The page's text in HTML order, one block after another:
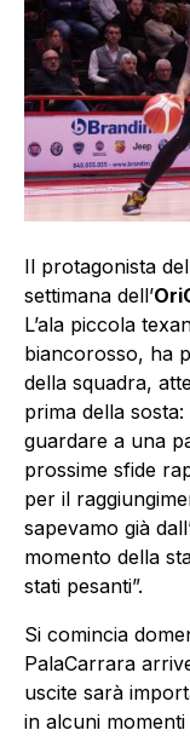
Il protagonista
settimana dell’
L’ala piccola
biancorosso, ha
della squadra,
prima della
guardare a una
prossime sfide
per il
sapevamo già
momento della
stati pesanti”.
Si comincia
PalaCarrara
uscite sarà
in alcuni